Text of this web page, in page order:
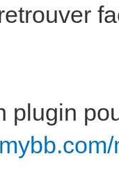
plugin